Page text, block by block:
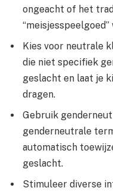
ongeacht of het
Kies voor neutrale
die niet specifiek
geslacht en laat je
dragen.
Gebruik
genderneutrale
automatisch
geslacht.
Stimuleer diverse